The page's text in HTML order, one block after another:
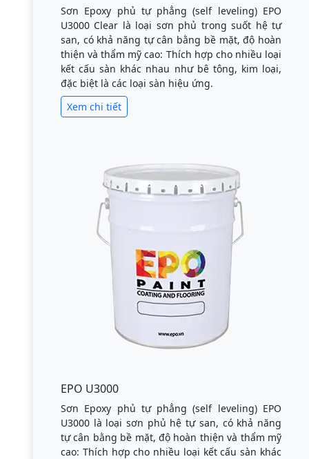
Sơn Epoxy phủ tự phẳng (self leveling) EPO
U3000 Clear là loại sơn phủ trong suốt hệ tự
san, có khả năng tự cân bằng bề mặt, độ hoàn
thiện và thẩm mỹ cao: Thích hợp cho nhiều loại
kết cấu sàn khác nhau như bê tông, kim loại,
đặc biệt là các loại sàn hiệu ứng.
Xem chi tiết
EPO U3000
Sơn Epoxy phủ tự phẳng (self leveling) EPO
U3000 là loại sơn phủ hệ tự san, có khả năng
tự cân bằng bề mặt, độ hoàn thiện và thẩm mỹ
cao: Thích hợp cho nhiều loại kết cấu sàn khác